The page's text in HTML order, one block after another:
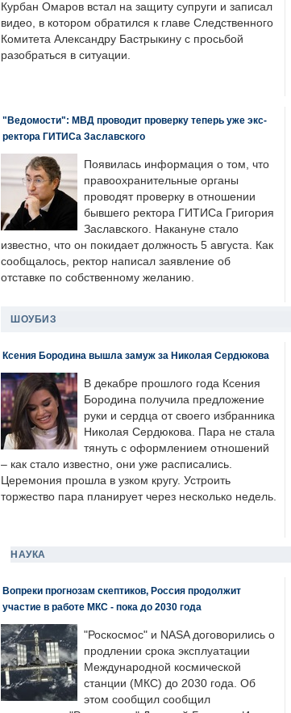
Курбан Омаров встал на защиту супруги и записал
видео, в котором обратился к главе Следственного
Комитета Александру Бастрыкину с просьбой
разобраться в ситуации.
"Ведомости": МВД проводит проверку теперь уже экс-
ректора ГИТИСа Заславского
Появилась информация о том, что
правоохранительные органы
проводят проверку в отношении
бывшего ректора ГИТИСа Григория
Заславского. Накануне стало
известно, что он покидает должность 5 августа. Как
сообщалось, ректор написал заявление об
отставке по собственному желанию.
ШОУБИЗ
Ксения Бородина вышла замуж за Николая Сердюкова
В декабре прошлого года Ксения
Бородина получила предложение
руки и сердца от своего избранника
Николая Сердюкова. Пара не стала
тянуть с оформлением отношений
– как стало известно, они уже расписались.
Церемония прошла в узком кругу. Устроить
торжество пара планирует через несколько недель.
НАУКА
Вопреки прогнозам скептиков, Россия продолжит
участие в работе МКС - пока до 2030 года
"Роскосмос" и NASA договорились о
продлении срока эксплуатации
Международной космической
станции (МКС) до 2030 года. Об
этом сообщил сообщил